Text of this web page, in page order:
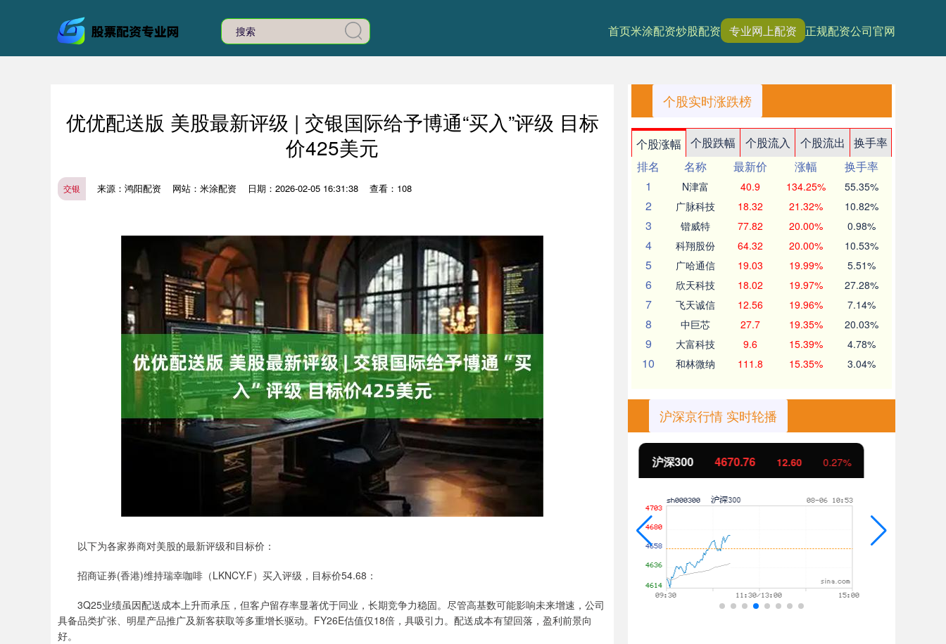
首页米涂配资炒股配资 专业网上配资 正规配资公司官网
优优配送版 美股最新评级 | 交银国际给予博通“买入”评级 目标
价425美元
交银 来源：鸿阳配资 网站：米涂配资 日期：2026-02-05 16:31:38 查看：108
以下为各家券商对美股的最新评级和目标价：
招商证券(香港)维持瑞幸咖啡（LKNCY.F）买入评级，目标价54.68：
3Q25业绩虽因配送成本上升而承压，但客户留存率显著优于同业，长期竞争力稳固。尽管高基数可能影响未来增速，公司
具备品类扩张、明星产品推广及新客获取等多重增长驱动。FY26E估值仅18倍，具吸引力。配送成本有望回落，盈利前景向
好。
个股实时涨跌榜
个股涨幅 个股跌幅 个股流入 个股流出
换手率
排名
名称 最新价 涨幅
换手率
1
N津富 40.9 134.25% 55.35%
2 广脉科技 18.32 21.32% 10.82%
3 锴威特 77.82 20.00% 0.98%
4 科翔股份 64.32 20.00% 10.53%
5 广哈通信 19.03 19.99% 5.51%
6 欣天科技 18.02 19.97% 27.28%
7 飞天诚信 12.56 19.96% 7.14%
8 中巨芯 27.7 19.35% 20.03%
9 大富科技 9.6 15.39% 4.78%
10 和林微纳 111.8 15.35% 3.04%
沪深京行情 实时轮播
14236.06 91.85 0.65% 沪深300 4670.76 北证50 1123.92 4.46 0.40%